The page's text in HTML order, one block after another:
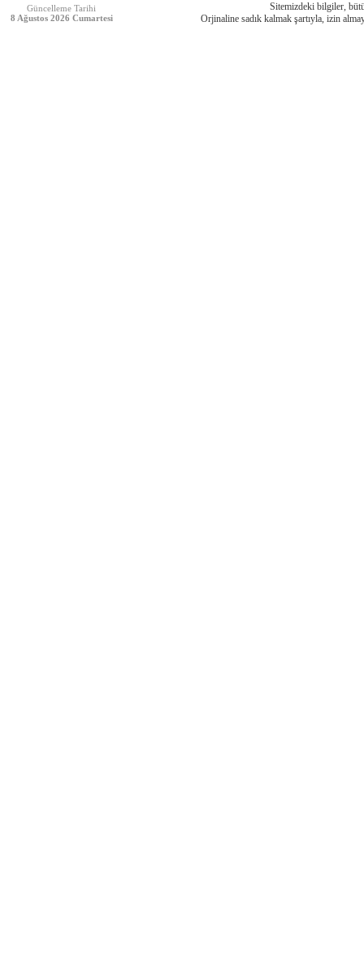
Güncelleme Tarihi
8 Ağustos 2026 Cumartesi
Sitemizdeki bilgiler,
Orjinaline sadık kalmak şartıyla, izin